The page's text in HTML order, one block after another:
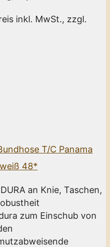
inkl. MwSt., zzgl.
T/C Panama
48*
an Knie, Taschen,
zum Einschub von